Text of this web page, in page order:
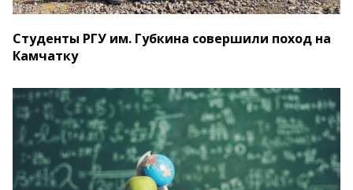
Студенты РГУ им. Губкина совершили поход на
Камчатку